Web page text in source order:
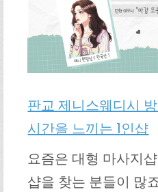
판교 제니스웨디시
시간을 느끼는 1인샵
요즘은 대형 마사지
샵을 찾는 분들이 많